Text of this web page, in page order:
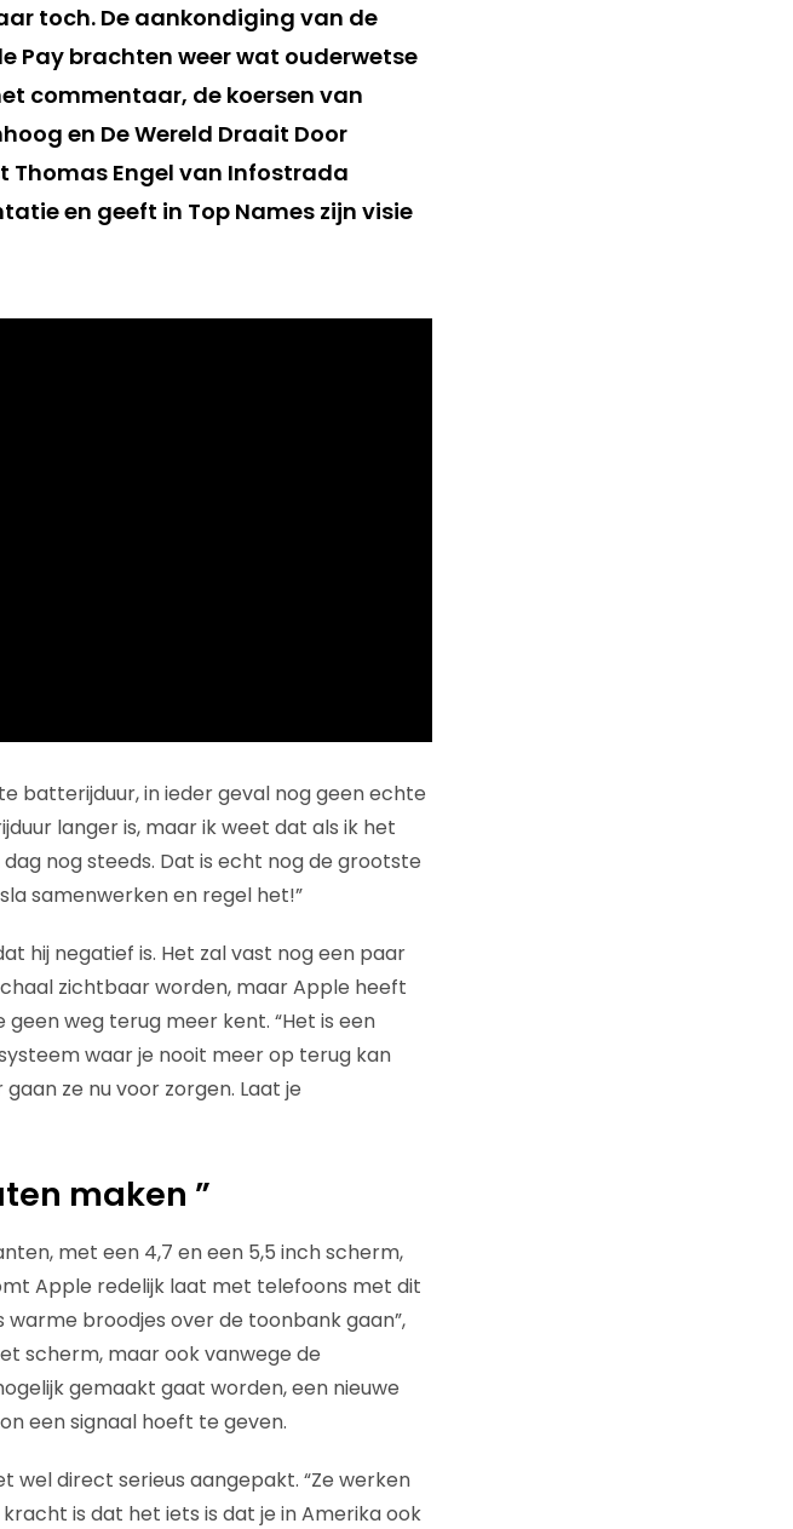
toch. De aankondiging van de
Pay brachten weer wat ouderwetse
commentaar, de koersen van
en De Wereld Draait Door
Thomas Engel van Infostrada
en geeft in Top Names zijn visie
batterijduur, in ieder geval nog geen echte
langer is, maar ik weet dat als ik het
nog steeds. Dat is echt nog de grootste
samenwerken en regel het!”
hij negatief is. Het zal vast nog een paar
zichtbaar worden, maar Apple heeft
weg terug meer kent. “Het is een
waar je nooit meer op terug kan
ze nu voor zorgen. Laat je
maken ”
met een 4,7 en een 5,5 inch scherm,
Apple redelijk laat met telefoons met dit
broodjes over de toonbank gaan”,
scherm, maar ook vanwege de
gemaakt gaat worden, een nieuwe
een signaal hoeft te geven.
wel direct serieus aangepakt. “Ze werken
is dat het iets is dat je in Amerika ook